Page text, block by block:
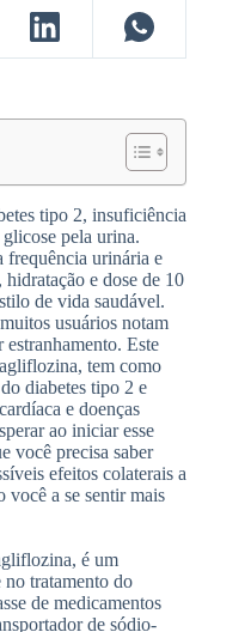
tipo 2, insuficiência
pela urina.
frequência urinária e
e dose de 10
de vida saudável.
usuários notam
Este
tem como
diabetes tipo 2 e
e doenças
ao iniciar esse
você precisa saber
efeitos colaterais a
você a se sentir mais
é um
tratamento do
de medicamentos
de sódio-